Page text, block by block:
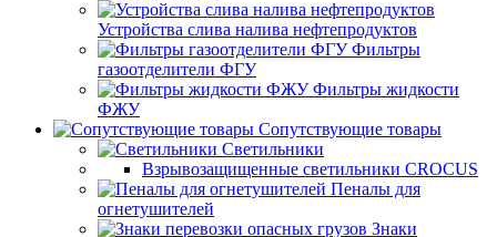
Устройства слива налива нефтепродуктов
Фильтры
газоотделители ФГУ
Фильтры жидкости
ФЖУ
Сопутствующие товары
Светильники
Взрывозащищенные светильники CROCUS
Пеналы для
огнетушителей
Знаки